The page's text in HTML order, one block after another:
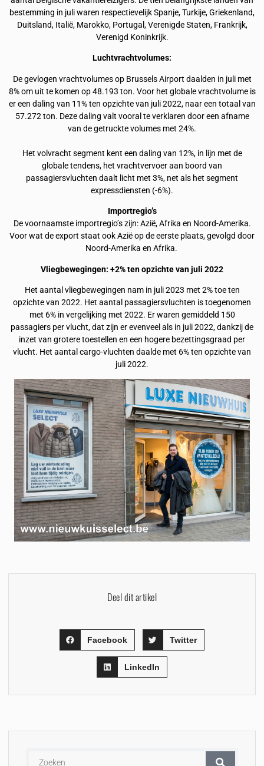
bestemming in juli waren respectievelijk Spanje, Turkije, Griekenland,
Duitsland, Italië, Marokko, Portugal, Verenigde Staten, Frankrijk,
Verenigd Koninkrijk.
Luchtvrachtvolumes:
De gevlogen vrachtvolumes op Brussels Airport daalden in juli met
8% om uit te komen op 48.193 ton. Voor het globale vrachtvolume is
er een daling van 11% ten opzichte van juli 2022, naar een totaal van
57.272 ton. Deze daling valt vooral te verklaren door een afname
van de getruckte volumes met 24%.
Het volvracht segment kent een daling van 12%, in lijn met de
globale tendens, het vrachtvervoer aan boord van
passagiersvluchten daalt licht met 3%, net als het segment
expressdiensten (-6%).
Importregio’s
De voornaamste importregio’s zijn: Azië, Afrika en Noord-Amerika.
Voor wat de export staat ook Azië op de eerste plaats, gevolgd door
Noord-Amerika en Afrika.
Vliegbewegingen: +2% ten opzichte van juli 2022
Het aantal vliegbewegingen nam in juli 2023 met 2% toe ten
opzichte van 2022. Het aantal passagiersvluchten is toegenomen
met 6% in vergelijking met 2022. Er waren gemiddeld 150
passagiers per vlucht, dat zijn er evenveel als in juli 2022, dankzij de
inzet van grotere toestellen en een hogere bezettingsgraad per
vlucht. Het aantal cargo-vluchten daalde met 6% ten opzichte van
juli 2022.
Deel dit artikel
Facebook Twitter
LinkedIn